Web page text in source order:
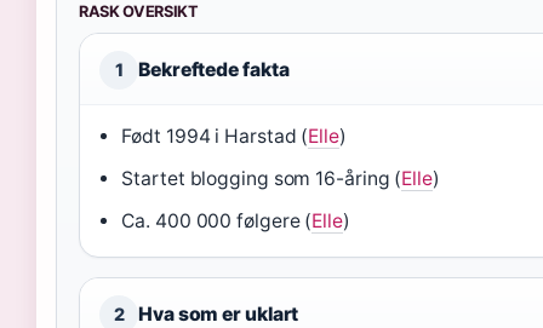
RASK OVERSIKT
1 Bekreftede fakta
Født 1994 i Harstad (Elle)
Startet blogging som 16-åring (Elle)
Ca. 400 000 følgere (Elle)
2 Hva som er uklart